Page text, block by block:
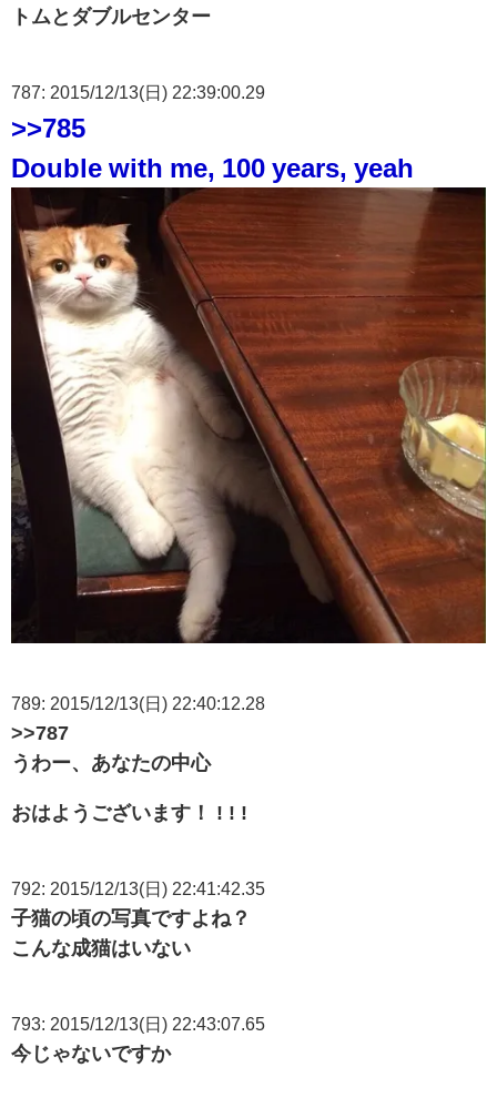
トムとダブルセンター
787: 2015/12/13(日) 22:39:00.29
>>785
Double with me, 100 years, yeah
789: 2015/12/13(日) 22:40:12.28
>>787
うわー、あなたの中心
おはようございます！ ! ! !
792: 2015/12/13(日) 22:41:42.35
子猫の頃の写真ですよね？
こんな成猫はいない
793: 2015/12/13(日) 22:43:07.65
今じゃないですか